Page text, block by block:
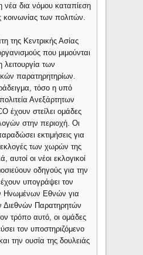
νέα δια νόμου καταπίεση
των πολιτών.
της Κεντρικής Ασίας
που μιμούνται
των
παρατηρητηρίων.
τόσο η υπό
Ανεξάρτητων
έχουν στείλει ομάδες
στην περιοχή. Οι
εκτιμήσεις για
των χωρών της
αυτοί οι νέοι εκλογικοί
οδηγούς για την
υπογράψει τον
Ηνωμένων Εθνών για
Διεθνών Παρατηρητών
τρόπο αυτό, οι ομάδες
τον υποστηριζόμενο
την ουσία της δουλειάς